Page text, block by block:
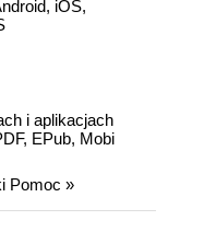
iOS,
i aplikacjach
EPub, Mobi
Pomoc »